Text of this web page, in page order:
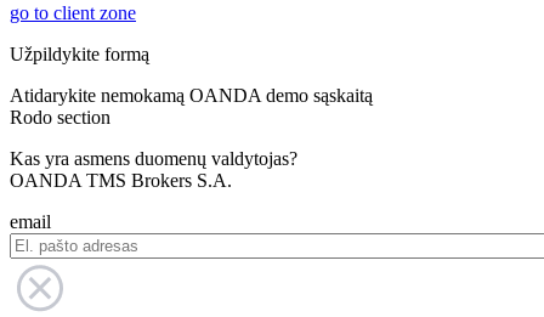
go to client zone
Užpildykite formą
Atidarykite nemokamą OANDA demo sąskaitą
Rodo section
Kas yra asmens duomenų valdytojas?
OANDA TMS Brokers S.A.
email